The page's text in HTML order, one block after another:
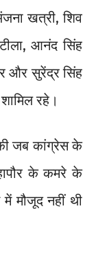
खत्री, शिव
आनंद सिंह
और सुरेंद्र सिंह
रहे।
जब कांग्रेस के
के कमरे के
मौजूद नहीं थी